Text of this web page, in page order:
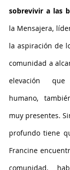
sobrevivir a las
la Mensajera,
la aspiración de
comunidad a
elevación
humano,
muy presentes.
profundo tiene
Francine
comunidad,